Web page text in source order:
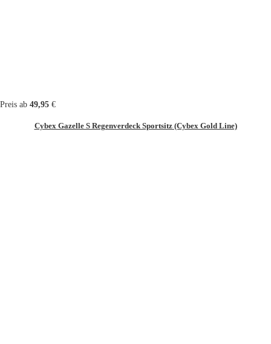
Preis ab 49,95 €
Cybex Gazelle S Regenverdeck Sportsitz (Cybex Gold Line)